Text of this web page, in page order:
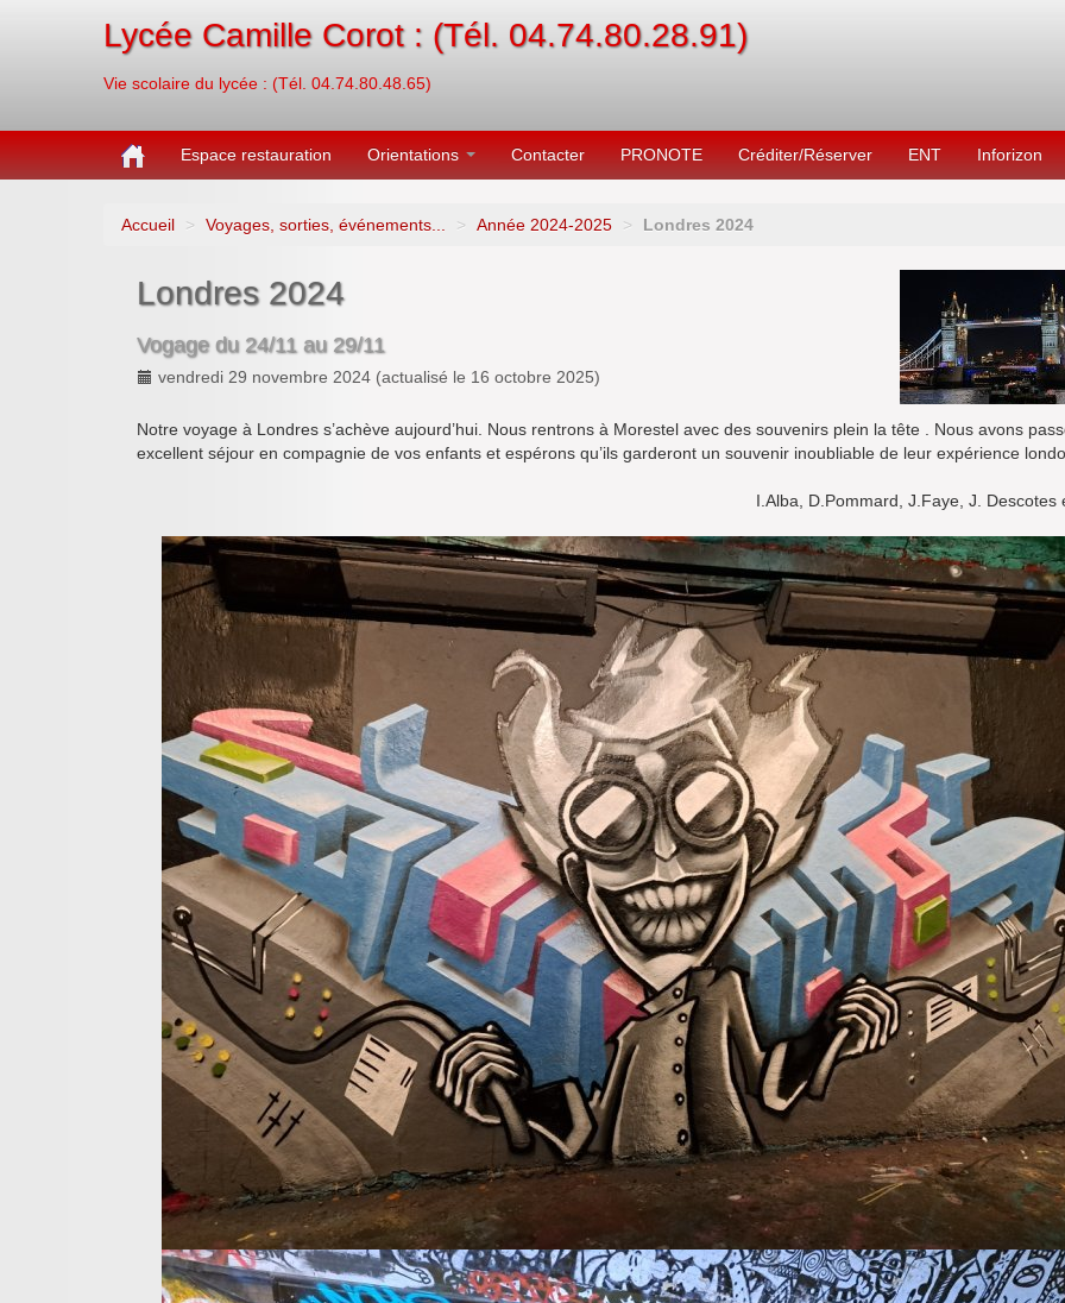
Lycée Camille Corot : (Tél. 04.74.80.28.91)
Vie scolaire du lycée : (Tél. 04.74.80.48.65)
Espace restauration Orientations Contacter PRONOTE Créditer/Réserver ENT Inforizon
Accueil > Voyages, sorties, événements... > Année 2024-2025 > Londres 2024
Londres 2024
Vogage du 24/11 au 29/11
vendredi 29 novembre 2024 (actualisé le 16 octobre 2025)
Notre voyage à Londres s’achève aujourd’hui. Nous rentrons à Morestel avec des souvenirs plein la tête . Nous avons
excellent séjour en compagnie de vos enfants et espérons qu’ils garderont un souvenir inoubliable de leur expérience
I.Alba, D.Pommard, J.Faye, J. Descotes